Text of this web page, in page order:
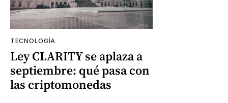
TECNOLOGÍA
Ley CLARITY se aplaza a
septiembre: qué pasa con
las criptomonedas